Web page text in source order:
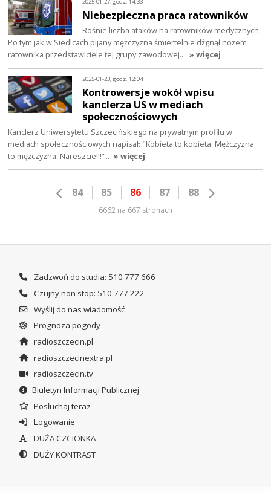
2025-01-27, godz. 14:33
Niebezpieczna praca ratowników
Rośnie liczba ataków na ratowników medycznych.
Po tym jak w Siedlcach pijany mężczyzna śmiertelnie dźgnął nożem
ratownika przedstawiciele tej grupy zawodowej… » więcej
2025-01-23, godz. 12:04
Kontrowersje wokół wpisu
kanclerza US w mediach
społecznościowych
Kanclerz Uniwersytetu Szczecińskiego na prywatnym profilu w
mediach społecznościowych napisał: "Kobieta to kobieta. Mężczyzna
to mężczyzna. Nareszcie!!!”… » więcej
84 85 86 87 88
6662 na 667 stronach
Zadzwoń do studia: 510 777 666
Czujny non stop: 510 777 222
Wyślij do nas wiadomość
Prognoza pogody
radioszczecin.pl
radioszczecinextra.pl
radioszczecin.tv
Biuletyn Informacji Publicznej
Posłuchaj teraz
Logowanie
DUŻA CZCIONKA
DUŻY KONTRAST